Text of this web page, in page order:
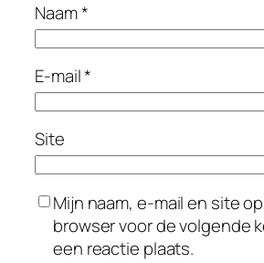
Naam*
E-mail*
Site
Mijn naam, e-mail en site
browser voor de volgende
een reactie plaats.